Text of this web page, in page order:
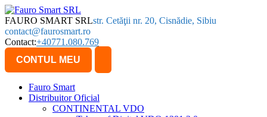
FAURO SMART SRLstr. Cetăţii nr. 20, Cisnădie, Sibiu
contact@faurosmart.ro
Contact:+40771.080.769
CONTUL MEU
Fauro Smart
Distribuitor Oficial
CONTINENTAL VDO